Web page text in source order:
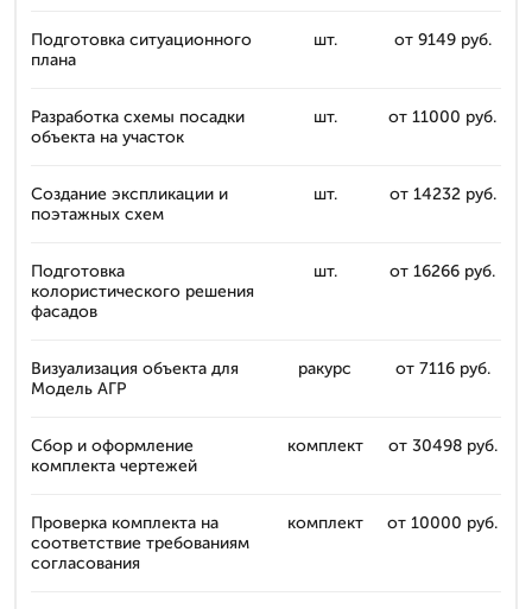
Подготовка ситуационного
плана
шт. от 9149 руб.
Разработка схемы посадки
объекта на участок
шт. от 11000 руб.
Создание экспликации и
поэтажных схем
шт. от 14232 руб.
Подготовка
колористического решения
фасадов
шт. от 16266 руб.
Визуализация объекта для
Модель АГР
ракурс от 7116 руб.
Сбор и оформление
комплекта чертежей
комплект от 30498 руб.
Проверка комплекта на
соответствие требованиям
согласования
комплект от 10000 руб.